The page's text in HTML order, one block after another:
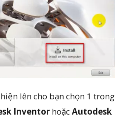
lên cho bạn chọn 1 trong
Inventor hoặcAutodesk